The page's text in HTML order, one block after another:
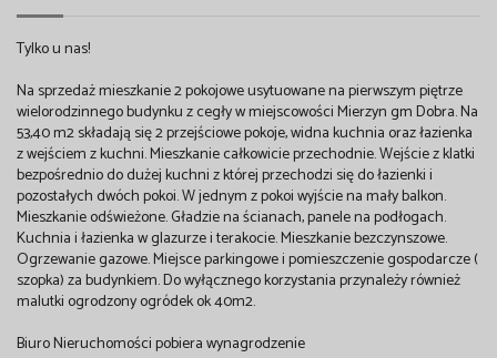
Tylko u nas!
Na sprzedaż mieszkanie 2 pokojowe usytuowane na pierwszym piętrze
wielorodzinnego budynku z cegły w miejscowości Mierzyn gm Dobra. Na
53,40 m2 składają się 2 przejściowe pokoje, widna kuchnia oraz łazienka
z wejściem z kuchni. Mieszkanie całkowicie przechodnie. Wejście z klatki
bezpośrednio do dużej kuchni z której przechodzi się do łazienki i
pozostałych dwóch pokoi. W jednym z pokoi wyjście na mały balkon.
Mieszkanie odświeżone. Gładzie na ścianach, panele na podłogach.
Kuchnia i łazienka w glazurze i terakocie. Mieszkanie bezczynszowe.
Ogrzewanie gazowe. Miejsce parkingowe i pomieszczenie gospodarcze (
szopka) za budynkiem. Do wyłącznego korzystania przynależy również
malutki ogrodzony ogródek ok 40m2.
Biuro Nieruchomości pobiera wynagrodzenie